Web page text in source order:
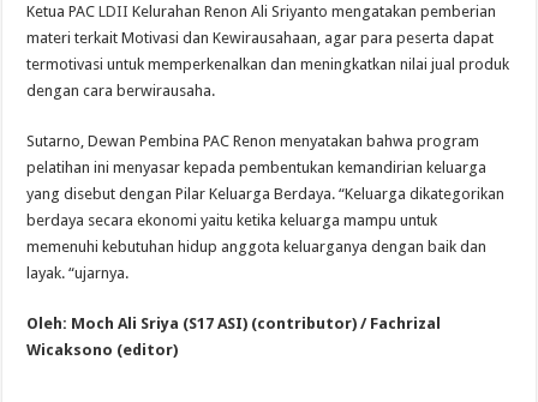
Ketua PACLDII Kelurahan Renon Ali Sriyanto mengatakan pemberian
materi terkait Motivasi dan Kewirausahaan, agar para peserta dapat
termotivasi untuk memperkenalkan dan meningkatkan nilai jual produk
dengan cara berwirausaha.
Sutarno, Dewan Pembina PAC Renon menyatakan bahwa program
pelatihan ini menyasar kepada pembentukan kemandirian keluarga
yang disebut dengan Pilar Keluarga Berdaya. “Keluarga dikategorikan
berdaya secara ekonomi yaitu ketika keluarga mampu untuk
memenuhi kebutuhan hidup anggota keluarganya dengan baik dan
layak. “ujarnya.
Oleh: Moch Ali Sriya (S17 ASI) (contributor) / Fachrizal
Wicaksono (editor)